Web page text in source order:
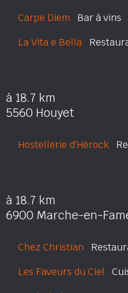
Carpe Diem Bar à vins
La Vita e Bella
à 18.7 km
5560 Houyet
Hostellerie d'Hérock
à 18.7 km
6900 Marche-en-
Chez Christian
Les Faveurs du Ciel